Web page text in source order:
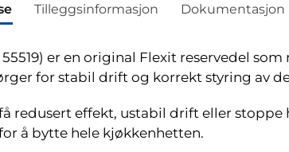
Tilleggsinformasjon Dokumentasjon
er en original Flexit reservedel
for stabil drift og korrekt styring av
redusert effekt, ustabil drift eller stoppe
å bytte hele kjøkkenhetten.